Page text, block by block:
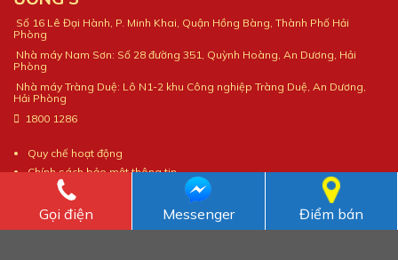
Số 16 Lê Đại Hành, P. Minh Khai, Quận Hồng Bàng, Thành Phố Hải
Phòng
Nhà máy Nam Sơn: Số 28 đường 351, Quỳnh Hoàng, An Dương, Hải
Phòng
Nhà máy Tràng Duệ: Lô N1-2 khu Công nghiệp Tràng Duệ, An Dương,
Hải Phòng
1800 1286
Quy chế hoạt động
Chính sách bảo mật thông tin
Gọi điện Messenger Điểm bán